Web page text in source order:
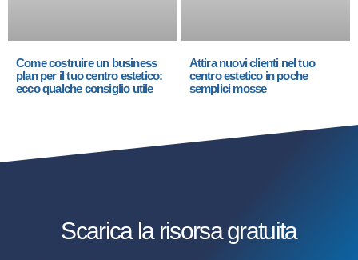
Come costruire un business
plan per il tuo centro estetico:
ecco qualche consiglio utile
Attira nuovi clienti nel tuo
centro estetico in poche
semplici mosse
Scarica la risorsagratuita